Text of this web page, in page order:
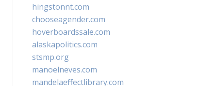
hingstonnt.com
chooseagender.com
hoverboardssale.com
alaskapolitics.com
stsmp.org
manoelneves.com
mandelaeffectlibrary.com